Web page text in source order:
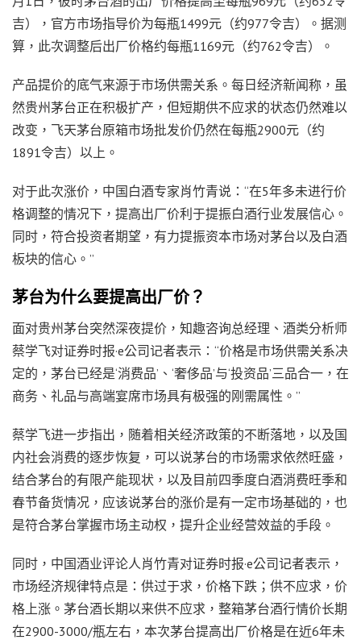
吉），官方市场指导价为每瓶1499元（约977令吉）。据测
算，此次调整后出厂价格约每瓶1169元（约762令吉）。
产品提价的底气来源于市场供需关系。每日经济新闻称，虽
然贵州茅台正在积极扩产，但短期供不应求的状态仍然难以
改变，飞天茅台原箱市场批发价仍然在每瓶2900元（约
1891令吉）以上。
对于此次涨价，中国白酒专家肖竹青说：“在5年多未进行价
格调整的情况下，提高出厂价利于提振白酒行业发展信心。
同时，符合投资者期望，有力提振资本市场对茅台以及白酒
板块的信心。”
茅台为什么要提高出厂价？
面对贵州茅台突然深夜提价，知趣咨询总经理、酒类分析师
蔡学飞对证券时报·e公司记者表示：“价格是市场供需关系决
定的，茅台已经是‘消费品’、‘奢侈品’与‘投资品’三品合一，在
商务、礼品与高端宴席市场具有极强的刚需属性。”
蔡学飞进一步指出，随着相关经济政策的不断落地，以及国
内社会消费的逐步恢复，可以说茅台的市场需求依然旺盛，
结合茅台的有限产能现状，以及目前四季度白酒消费旺季和
春节备货情况，应该说茅台的涨价是有一定市场基础的，也
是符合茅台掌握市场主动权，提升企业经营效益的手段。
同时，中国酒业评论人肖竹青对证券时报·e公司记者表示，
市场经济规律特点是：供过于求，价格下跌；供不应求，价
格上涨。茅台酒长期以来供不应求，整箱茅台酒行情价长期
在2900-3000/瓶左右，本次茅台提高出厂价格是在近6年未